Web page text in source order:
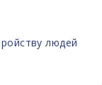
людей